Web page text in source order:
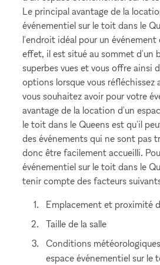
Le principal avantage de la
événementiel sur le toit dans le
l'endroit idéal pour un événement
effet, il est situé au sommet d'un
superbes vues et vous offre ainsi
options lorsque vous réfléchissez
vous souhaitez avoir pour votre
avantage de la location d'un
le toit dans le Queens est qu'il
des événements qui ne sont pas
donc être facilement accueilli.
événementiel sur le toit dans le
tenir compte des facteurs
Emplacement et proximité
Taille de la salle
Conditions
espace événementiel sur le